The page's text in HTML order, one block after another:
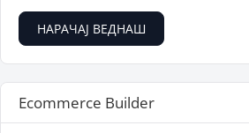
НАРАЧАЈ ВЕДНАШ
Ecommerce Builder